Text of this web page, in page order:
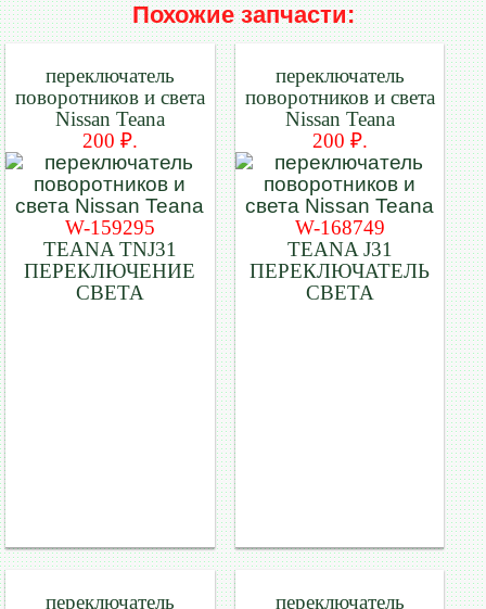
Похожие запчасти:
переключатель
поворотников и света
Nissan Teana
200 ₽.
W-159295
TEANA TNJ31
ПЕРЕКЛЮЧЕНИЕ
СВЕТА
переключатель
поворотников и света
Nissan Teana
200 ₽.
W-168749
TEANA J31
ПЕРЕКЛЮЧАТЕЛЬ
СВЕТА
переключатель переключатель